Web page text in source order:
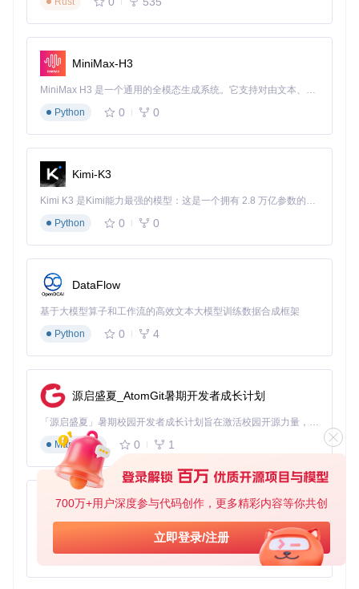
700万+用户深度参与代码创作，更多精彩内容等你共创
立即登录/注册
AppImage是一种通用的Linux软件包格式，包含应用程序运行
所需的所有文件和依赖。
要点提示
下载AppImage格式文件
打开终端，进入下载目录
执行权限设置命令：chmod +x *.AppImage
ZIP压缩包是另一种便携的分发方式，适合喜欢手动控制的用
户。
要点提示：需手动创建快捷方式
运行可执行文件：./etcher
方案C：源码编译安装
克隆项目仓库：git clone https://gitcode.com/GitHub_Tre
nding/et/etcher
进入项目目录：cd etcher
安装依赖：npm install
编译项目：npm run build
运行应用：npm start
技术原理：不同安装方式对比
缺点 适用场景
文件体积
快速试用，临时
MiniMax-H3
MiniMax H3 是一个通用的全模态生成系统。它支持对由文本、图像、视频和音频组成的多模态上下文进行统一理解，并能生成分辨率高达 2K、时长可达 15 秒的带原生立体声音频的视频。得益于面向任务泛化的系统设计，H3 在预训练阶段就已具备广泛的多模态上下文理解与生成能力，能够出色地执行复杂的多模态指令。
Python
0 0
Kimi-K3
Kimi K3 是Kimi能力最强的模型：这是一个拥有 2.8 万亿参数的混合专家（MoE）模型，具备原生视觉理解能力，并支持 100 万 token 的上下文窗口。
Python
0 0
DataFlow
基于大模型算子和工作流的高效文本大模型训练数据合成框架
Python
0 4
源启盛夏_AtomGit暑期开发者成长计划
「源启盛夏」暑期校园开发者成长计划旨在激活校园开源力量，通过积分激励、认证扶持、资源倾斜等形式，引导高校组织和开发者完成「入驻 — 建项目 — 做贡献 — 获认证 — 得资源」的完整闭环。无论你是想带领社团入驻平台的组织者，还是希望用代码贡献证明自己的开发者，都能在这里找到属于你的成长路径。
Markdown
0 1
py-xiaozhi
基于Python的Xiaozhi AI，适用于想要完整Xiaozhi体验而无需拥有专用硬件的用户。
Python
0 1